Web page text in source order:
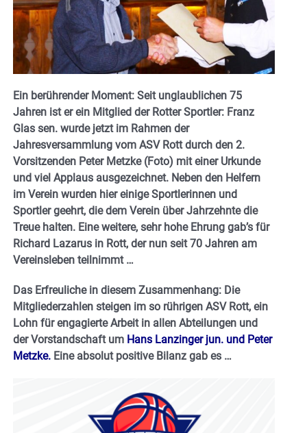
Ein berührender Moment: Seit unglaublichen 75
Jahren ist er ein Mitglied der Rotter Sportler: Franz
Glas sen. wurde jetzt im Rahmen der
Jahresversammlung vom ASV Rott durch den 2.
Vorsitzenden Peter Metzke (Foto) mit einer Urkunde
und viel Applaus ausgezeichnet. Neben den Helfern
im Verein wurden hier einige Sportlerinnen und
Sportler geehrt, die dem Verein über Jahrzehnte die
Treue halten. Eine weitere, sehr hohe Ehrung gab’s für
Richard Lazarus in Rott, der nun seit 70 Jahren am
Vereinsleben teilnimmt …
Das Erfreuliche in diesem Zusammenhang: Die
Mitgliederzahlen steigen im so rührigen ASV Rott, ein
Lohn für engagierte Arbeit in allen Abteilungen und
der Vorstandschaft um Hans Lanzinger jun. und Peter
Metzke. Eine absolut positive Bilanz gab es …